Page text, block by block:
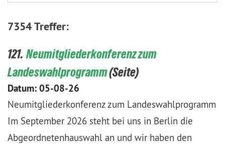
7354 Treffer:
121. Neumitgliederkonferenz zum
Landeswahlprogramm
Datum: 05-08-26
Neumitgliederkonferenz zum Landeswahlprogramm
Im September 2026 steht bei uns in Berlin die
Abgeordnetenhauswahl an und wir haben den